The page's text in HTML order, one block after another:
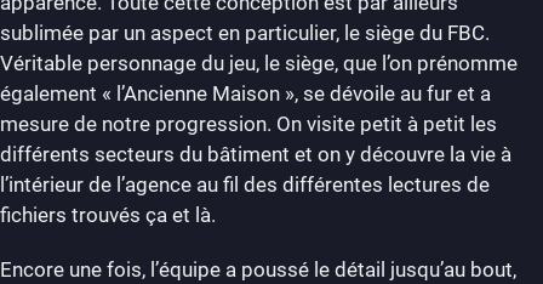
sublimée par un aspect en particulier, le siège du FBC.
Véritable personnage du jeu, le siège, que l’on prénomme
également « l’Ancienne Maison », se dévoile au fur et a
mesure de notre progression. On visite petit à petit les
différents secteurs du bâtiment et on y découvre la vie à
l’intérieur de l’agence au fil des différentes lectures de
fichiers trouvés ça et là.
Encore une fois, l’équipe a poussé le détail jusqu’au bout,